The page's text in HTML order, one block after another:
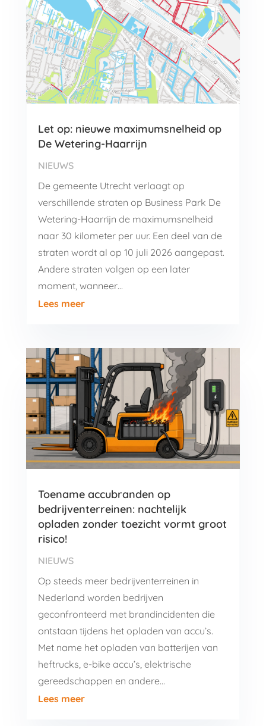
Let op: nieuwe maximumsnelheid op
De Wetering-Haarrijn
NIEUWS
De gemeente Utrecht verlaagt op
verschillende straten op Business Park De
Wetering-Haarrijn de maximumsnelheid
naar 30 kilometer per uur. Een deel van de
straten wordt al op 10 juli 2026 aangepast.
Andere straten volgen op een later
moment, wanneer…
Lees meer
Toename accubranden op
bedrijventerreinen: nachtelijk
opladen zonder toezicht vormt groot
risico!
NIEUWS
Op steeds meer bedrijventerreinen in
Nederland worden bedrijven
geconfronteerd met brandincidenten die
ontstaan tijdens het opladen van accu’s.
Met name het opladen van batterijen van
heftrucks, e-bike accu’s, elektrische
gereedschappen en andere…
Lees meer